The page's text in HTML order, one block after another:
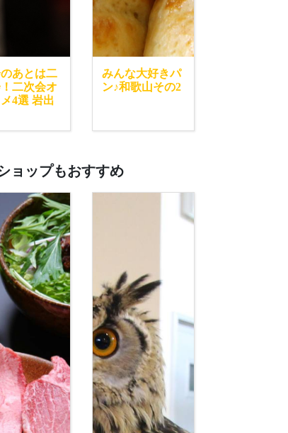
あとは二
二次会オ
4選 岩出
みんな大好きパ
ン♪和歌山その2
ョップもおすすめ